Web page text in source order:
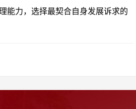
能力，选择最契合自身发展诉求的